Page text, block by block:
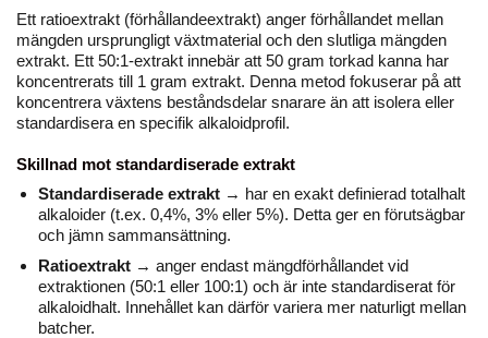
Ett ratioextrakt (förhållandeextrakt) anger förhållandet mellan
mängden ursprungligt växtmaterial och den slutliga mängden
extrakt. Ett 50:1-extrakt innebär att 50 gram torkad kanna har
koncentrerats till 1 gram extrakt. Denna metod fokuserar på att
koncentrera växtens beståndsdelar snarare än att isolera eller
standardisera en specifik alkaloidprofil.
Skillnad mot standardiserade extrakt
Standardiserade extrakt→ har en exakt definierad totalhalt
alkaloider (t.ex. 0,4%, 3% eller 5%). Detta ger en förutsägbar
och jämn sammansättning.
Ratioextrakt→ anger endast mängdförhållandet vid
extraktionen (50:1 eller 100:1) och är inte standardiserat för
alkaloidhalt. Innehållet kan därför variera mer naturligt mellan
batcher.